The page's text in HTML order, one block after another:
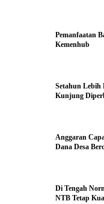
Pemanfaatan
Kemenhub
Setahun Lebih
Kunjung
Anggaran
Dana Desa
Di Tengah
NTB Tetap